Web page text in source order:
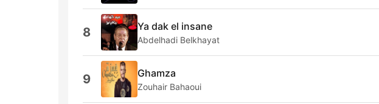
8 Ya dak el insane
Abdelhadi Belkhayat
9 Ghamza
Zouhair Bahaoui